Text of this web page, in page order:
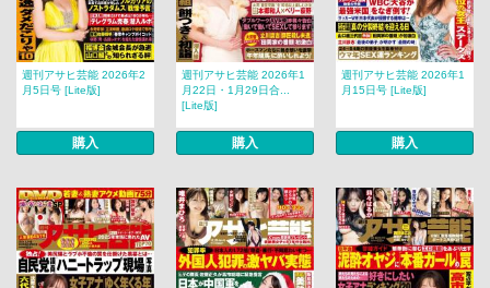
週刊アサヒ芸能 2026年2
月5日号 [Lite版]
購入
週刊アサヒ芸能 2026年1
月22日・1月29日合...
[Lite版]
購入
週刊アサヒ芸能 2026年1
月15日号 [Lite版]
購入